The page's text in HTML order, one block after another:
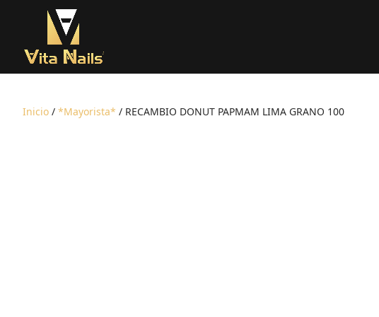
Inicio / *Mayorista* / RECAMBIO DONUT PAPMAM LIMA GRANO 100